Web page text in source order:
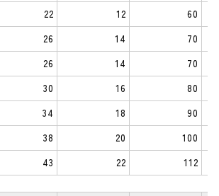
22 12
60
26 14
70
26 14
70
30 16
80
34 18
90
38 20
100
43 22 112